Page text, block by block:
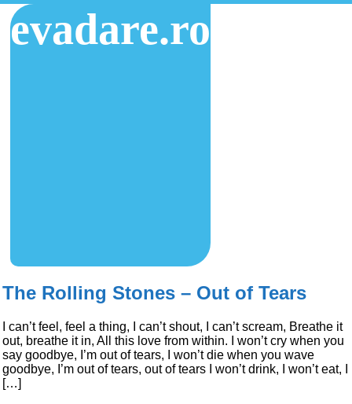
evadare.ro
The Rolling Stones – Out of Tears
I can’t feel, feel a thing, I can’t shout, I can’t scream, Breathe it
out, breathe it in, All this love from within. I won’t cry when you
say goodbye, I’m out of tears, I won’t die when you wave
goodbye, I’m out of tears, out of tears I won’t drink, I won’t eat, I
[…]